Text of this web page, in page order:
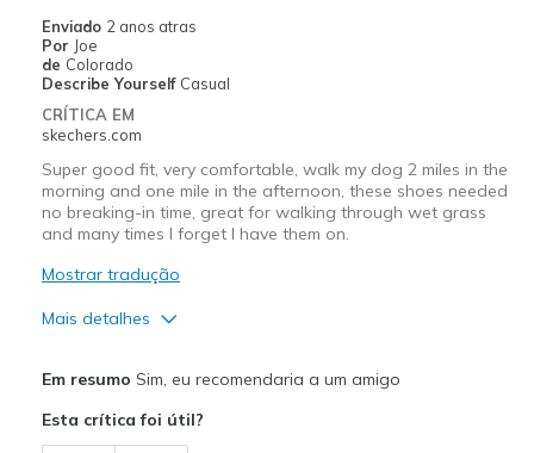
Sizing
View On Shoes
Enviado 2 anos atras
Por Joe
de Colorado
Describe Yourself Casual
CRÍTICA EM
skechers.com
Super good fit, very comfortable, walk my dog 2 miles in the
morning and one mile in the afternoon, these shoes needed
no breaking-in time, great for walking through wet grass
and many times I forget I have them on.
Mostrar tradução
Mais detalhes
Breathe Well
Em resumo Sim, eu recomendaria a um amigo
Esta crítica foi útil?